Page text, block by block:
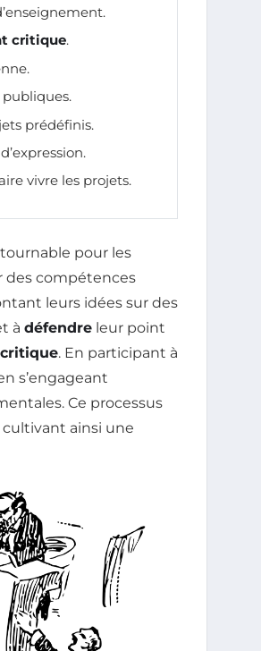
critique.
publiques.
prédéfinis.
vivre les projets.
pour les
des compétences
leurs idées sur des
à défendre leur point
. En participant à
s’engageant
Ce processus
cultivant ainsi une